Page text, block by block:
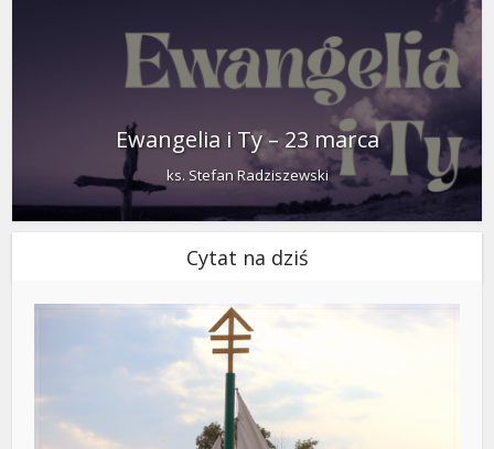
Ewangelia i Ty – 23 marca
ks. Stefan Radziszewski
Cytat na dziś